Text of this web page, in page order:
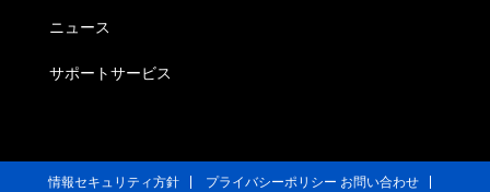
ニュース
サポートサービス
情報セキュリティ方針 プライバシーポリシー お問い合わせ